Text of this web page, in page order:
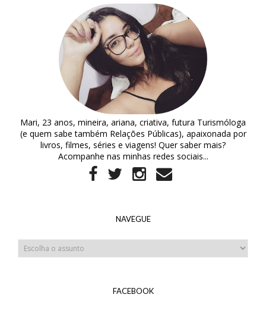
Mari, 23 anos, mineira, ariana, criativa, futura Turismóloga
(e quem sabe também Relações Públicas), apaixonada por
livros, filmes, séries e viagens! Quer saber mais?
Acompanhe nas minhas redes sociais...
NAVEGUE
FACEBOOK